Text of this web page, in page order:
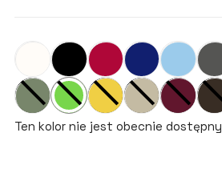
Ten kolor nie jest obecnie dostępny